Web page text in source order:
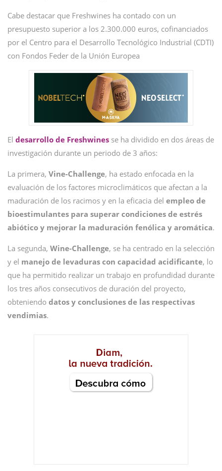
Cabe destacar que Freshwines ha contado con un
presupuesto superior a los 2.300.000 euros, cofinanciados
por el Centro para el Desarrollo Tecnológico Industrial (CDTI)
con Fondos Feder de la Unión Europea
El desarrollo de Freshwines se ha dividido en dos áreas de
investigación durante un periodo de 3 años:
La primera, Vine-Challenge, ha estado enfocada en la
evaluación de los factores microclimáticos que afectan a la
maduración de los racimos y en la eficacia del empleo de
bioestimulantes para superar condiciones de estrés
abiótico y mejorar la maduración fenólica y aromática.
La segunda, Wine-Challenge, se ha centrado en la selección
y el manejo de levaduras con capacidad acidificante, lo
que ha permitido realizar un trabajo en profundidad durante
los tres años consecutivos de duración del proyecto,
obteniendo datos y conclusiones de las respectivas
vendimias.